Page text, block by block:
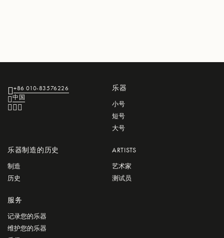
乐器
小号
短号
大号
乐器制造的历史
制造
历史
+86 010-83576226
中国
ARTISTS
艺术家
测试员
服务
记录您的乐器
维护您的乐器